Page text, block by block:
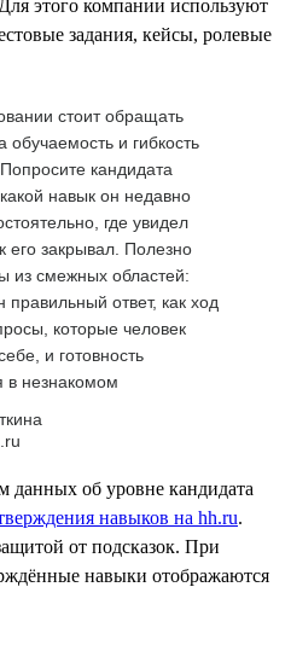
этого компании используют
задания, кейсы, ролевые
стоит обращать
обучаемость и гибкость
кандидата
какой навык он недавно
где увидел
его закрывал. Полезно
из смежных областей:
правильный ответ, как ход
которые человек
и готовность
в незнакомом
данных об уровне кандидата
навыков на hh.ru.
от подсказок. При
навыки отображаются